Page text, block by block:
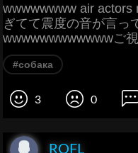
wwwwwwww air actors
ぎてて震度の音が言っ
wwwwwwwwwwwwご
#собака
3 0
ROFL